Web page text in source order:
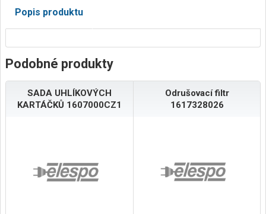
Popis produktu
Podobné produkty
SADA UHLÍKOVÝCH
KARTÁČKŮ 1607000CZ1
Odrušovací filtr
1617328026